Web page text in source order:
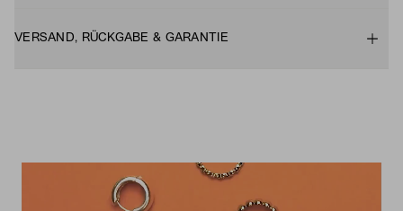
VERSAND, RÜCKGABE & GARANTIE